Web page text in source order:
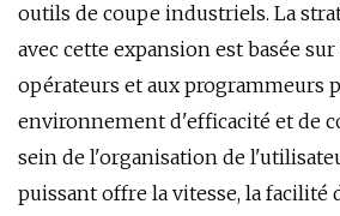
outils de coupe industriels. La
avec cette expansion est basée
opérateurs et aux programmeurs
environnement d'efficacité et de
sein de l'organisation de
puissant offre la vitesse, la facilité